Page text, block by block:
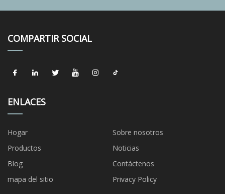
COMPARTIR SOCIAL
ENLACES
Hogar
Sobre nosotros
Productos
Noticias
Blog
Contáctenos
mapa del sitio
Privacy Policy